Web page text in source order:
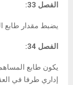
الفصل 33:
يضبط مقدار طابع
الفصل 34:
يكون طابع